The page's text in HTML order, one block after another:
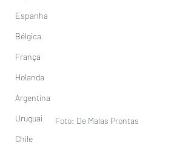
Espanha
Bélgica
França
Holanda
Argentina
Uruguai
Chile
Foto: De Malas Prontas